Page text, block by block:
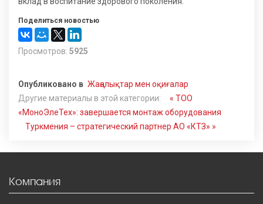
Поделиться новостью
Просмотров: 5925
Опубликовано в Жаңалықтар мен оқиғалар
Другие материалы в этой категории:
« ТОО
«МоноЭлеТех»: завершается монтаж оборудования
Туркмения – стратегический партнер АО «КТЗ» »
Компания